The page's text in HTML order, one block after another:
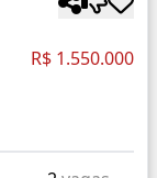
R$ 1.550.000